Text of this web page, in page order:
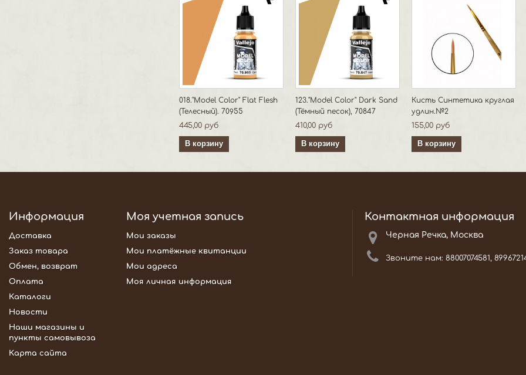
018."Model Color" Flat Flesh
(Телесный). 70955
445,00 руб
В корзину
123."Model Color" Dark Sand
(Тёмный песок), 70847
410,00 руб
В корзину
Кисть Синтетика круглая
удлин.№2
155,00 руб
В корзину
Информация
Доставка
Заказ товара
Обмен, возврат
Оплата
Каталоги
Новости
Наши магазины и
пункты самовывоза
Карта сайта
Моя учетная запись
Мои заказы
Мои платёжные квитанции
Мои адреса
Моя личная информация
Контактная информация
Черная Речка, Москва
Звоните нам: 88007074581,